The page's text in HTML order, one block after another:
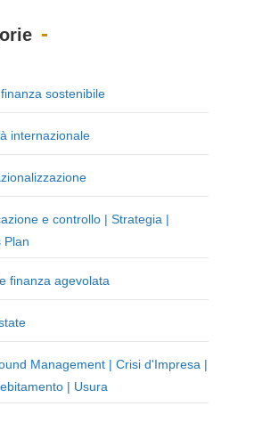
sostenibile
internazionale
e controllo | Strategia |
Plan
finanza agevolata
Management | Crisi d'Impresa |
| Usura